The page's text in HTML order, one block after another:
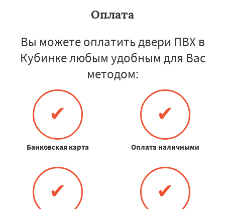
Оплата
Вы можете оплатить двери ПВХ в
Кубинке любым удобным для Вас
методом:
✔
Банковская карта
✔
Оплата наличными
✔ ✔